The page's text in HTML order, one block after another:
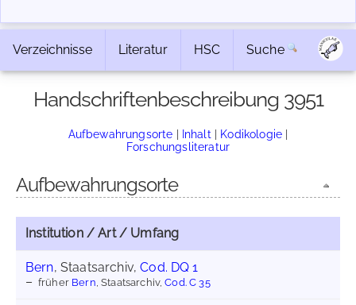
Verzeichnisse Literatur HSC Suche
Handschriftenbeschreibung 3951
Aufbewahrungsorte | Inhalt | Kodikologie |
Forschungsliteratur
Aufbewahrungsorte
Institution / Art / Umfang
Bern, Staatsarchiv,Cod. DQ 1
früher Bern , Staatsarchiv,Cod. C 35